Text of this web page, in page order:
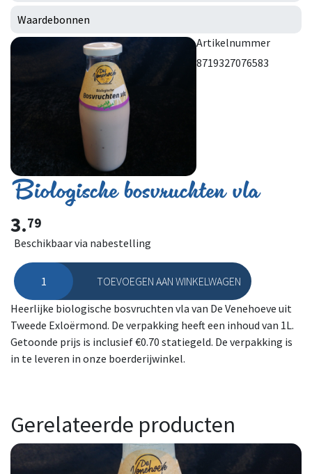
Waardebonnen
Artikelnummer
8719327076583
Biologische bosvruchten vla
3.79
Beschikbaar via nabestelling
Biologische bosvruchten vla aantal
TOEVOEGEN AAN WINKELWAGEN
Heerlijke biologische bosvruchten vla van De Venehoeve uit
Tweede Exloërmond. De verpakking heeft een inhoud van 1L.
Getoonde prijs is inclusief €0.70 statiegeld. De verpakking is
in te leveren in onze boerderijwinkel.
Gerelateerde producten